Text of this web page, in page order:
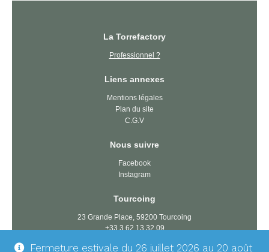
Fermeture estivale du 26 juillet 2026 au 20 août
La Torrefactory
Professionnel ?
Liens annexes
Mentions légales
Plan du site
C.G.V
Nous suivre
Facebook
Instagram
Tourcoing
23 Grande Place, 59200 Tourcoing
+33 3 62 13 32 09